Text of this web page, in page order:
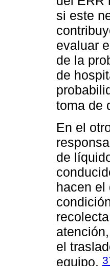
si este
evaluar
de la
de
toma de
En el
de
hacen el
el
equipo.